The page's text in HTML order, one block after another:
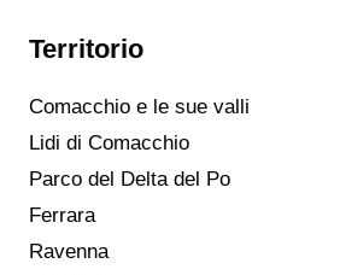
Territorio
Comacchio e le sue valli
Lidi di Comacchio
Parco del Delta del Po
Ferrara
Ravenna